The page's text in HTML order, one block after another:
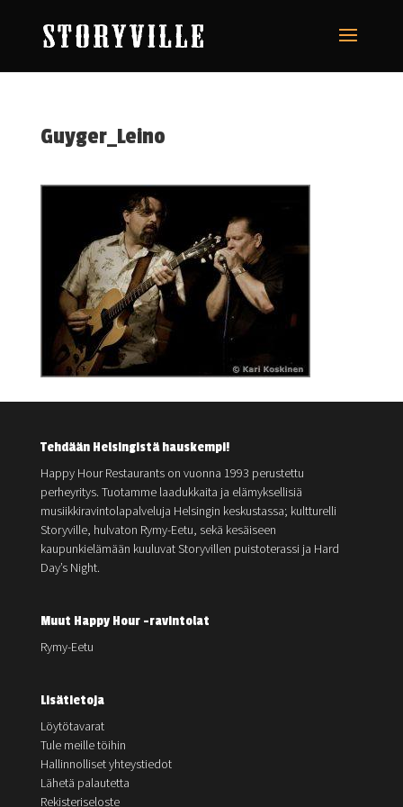
Guyger_Leino
Tehdään Helsingistä hauskempi!
Happy Hour Restaurants on vuonna 1993 perustettu
perheyritys. Tuotamme laadukkaita ja elämyksellisiä
musiikkiravintolapalveluja Helsingin keskustassa; kultturelli
Storyville, hulvaton Rymy-Eetu, sekä kesäiseen
kaupunkielämään kuuluvat Storyvillen puistoterassi ja Hard
Day’s Night.
Muut Happy Hour -ravintolat
Rymy-Eetu
Lisätietoja
Löytötavarat
Tule meille töihin
Hallinnolliset yhteystiedot
Lähetä palautetta
Rekisteriseloste